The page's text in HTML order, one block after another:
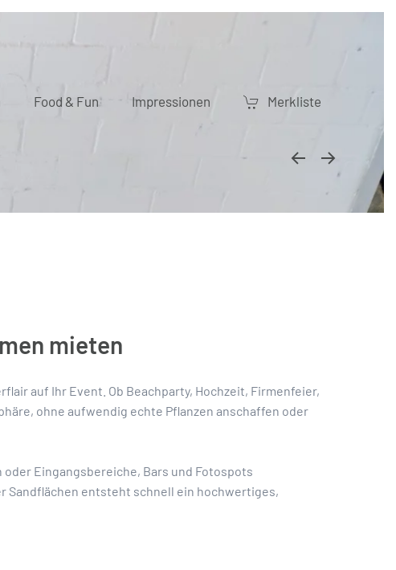
Food & Fun Impressionen Merkliste
mieten
auf Ihr Event. Ob Beachparty, Hochzeit, Firmenfeier,
ohne aufwendig echte Pflanzen anschaffen oder
Eingangsbereiche, Bars und Fotospots
Sandflächen entsteht schnell ein hochwertiges,